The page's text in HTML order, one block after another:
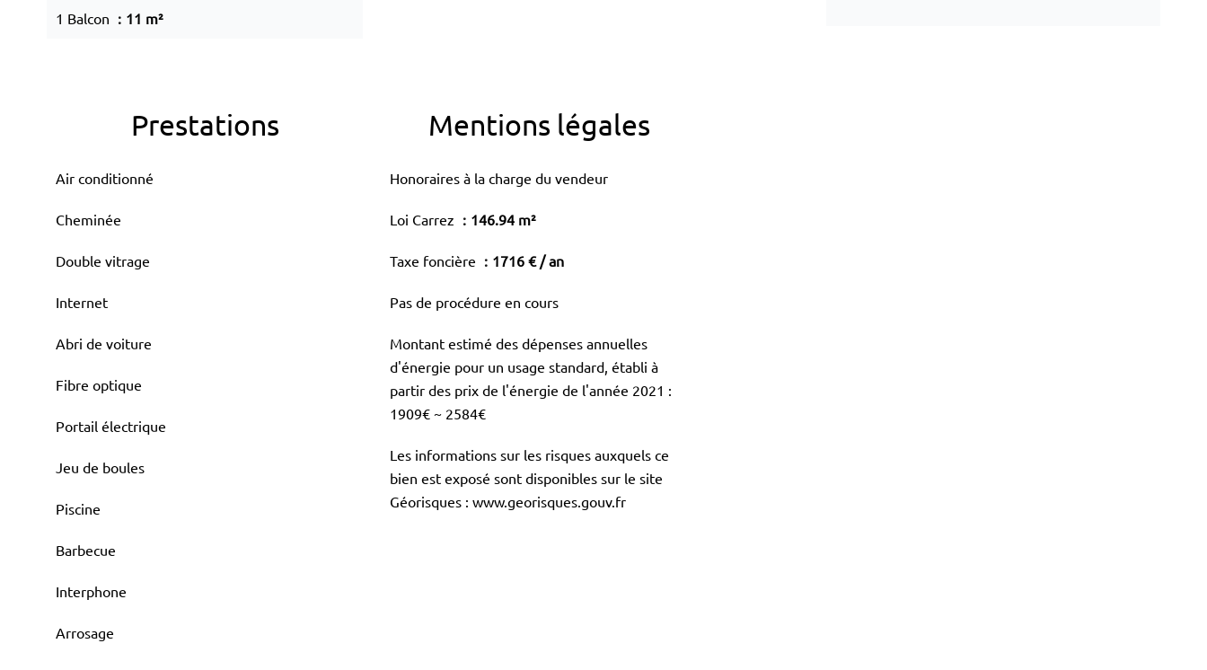
1 Balcon 11 m²
Prestations
Air conditionné
Cheminée
Double vitrage
Internet
Abri de voiture
Fibre optique
Portail électrique
Jeu de boules
Piscine
Barbecue
Interphone
Arrosage
Mentions légales
Honoraires à la charge du vendeur
Loi Carrez 146.94 m²
Taxe foncière 1716 € / an
Pas de procédure en cours
Montant estimé des dépenses annuelles
d'énergie pour un usage standard, établi à
partir des prix de l'énergie de l'année 2021 :
1909€ ~ 2584€
Les informations sur les risques auxquels ce
bien est exposé sont disponibles sur le site
Géorisques : www.georisques.gouv.fr